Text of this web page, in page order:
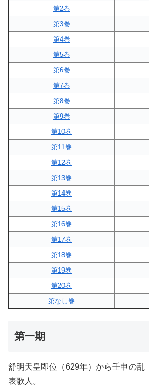
第2巻
第3巻
第4巻
第5巻
第6巻
第7巻
第8巻
第9巻
第10巻
第11巻
第12巻
第13巻
第14巻
第15巻
第16巻
第17巻
第18巻
第19巻
第20巻
第なし巻
第一期
舒明天皇即位（629年）から壬申の乱
表歌人。